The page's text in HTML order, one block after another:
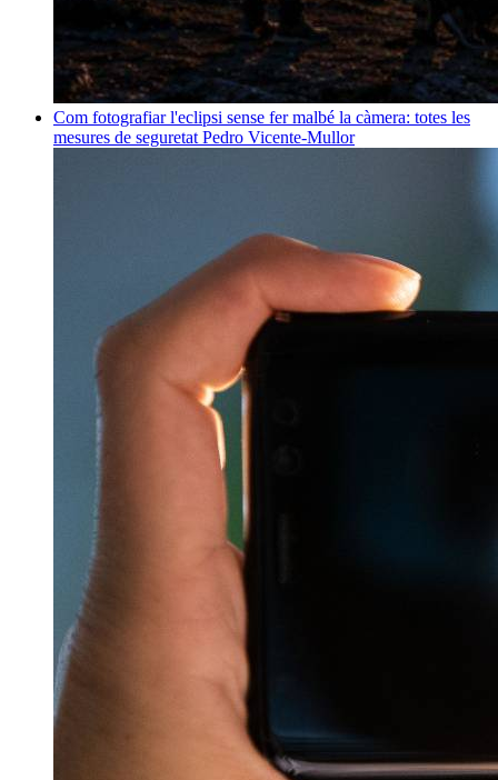
Com fotografiar l'eclipsi sense fer malbé la càmera: totes les
mesures de seguretat Pedro Vicente-Mullor